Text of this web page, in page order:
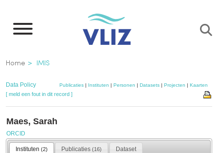
naar
inhoud
gaan
Kruimelpad
Home IMIS
Data Policy Publicaties| Instituten | Personen | Datasets| Projecten | Kaarten
[ meld een fout in dit record ]
Maes, Sarah
ORCID
Instituten (2) Publicaties(16) Dataset